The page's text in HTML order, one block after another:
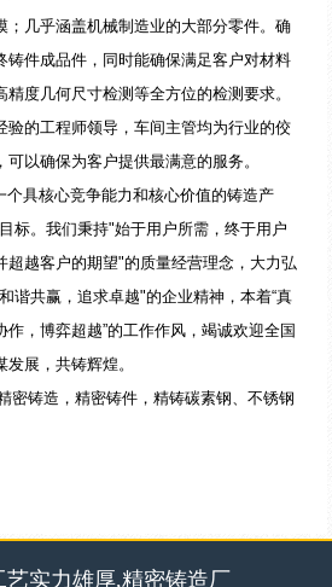
；几乎涵盖机械制造业的大部分零件。确
铸件成品件，同时能确保满足客户对材料
度几何尺寸检测等全方位的检测要求。
验的工程师领导，车间主管均为行业的佼
以确保为客户提供最满意的服务。
具核心竞争能力和核心价值的铸造产
标。我们秉持"始于用户所需，终于用户
超越客户的期望"的质量经营理念，大力弘
谐共赢，追求卓越"的企业精神，本着“真
，博弈超越”的工作作风，竭诚欢迎全国
展，共铸辉煌。
铸造，精密铸件，精铸碳素钢、不锈钢
艺实力雄厚,精密铸造厂